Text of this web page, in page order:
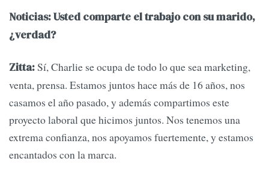
Noticias: Usted comparte el trabajo con su marido,
¿verdad?
Zitta:Sí, Charlie se ocupa de todo lo que sea marketing,
venta, prensa. Estamos juntos hace más de 16 años, nos
casamos el año pasado, y además compartimos este
proyecto laboral que hicimos juntos. Nos tenemos una
extrema confianza, nos apoyamos fuertemente, y estamos
encantados con la marca.